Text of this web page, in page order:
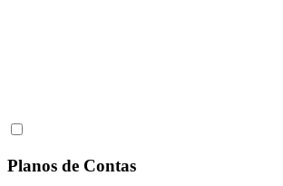
Planos de Contas